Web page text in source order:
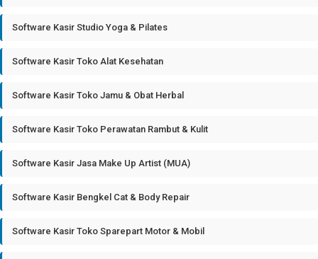
Software Kasir Studio Yoga & Pilates
Software Kasir Toko Alat Kesehatan
Software Kasir Toko Jamu & Obat Herbal
Software Kasir Toko Perawatan Rambut & Kulit
Software Kasir Jasa Make Up Artist (MUA)
Software Kasir Bengkel Cat & Body Repair
Software Kasir Toko Sparepart Motor & Mobil